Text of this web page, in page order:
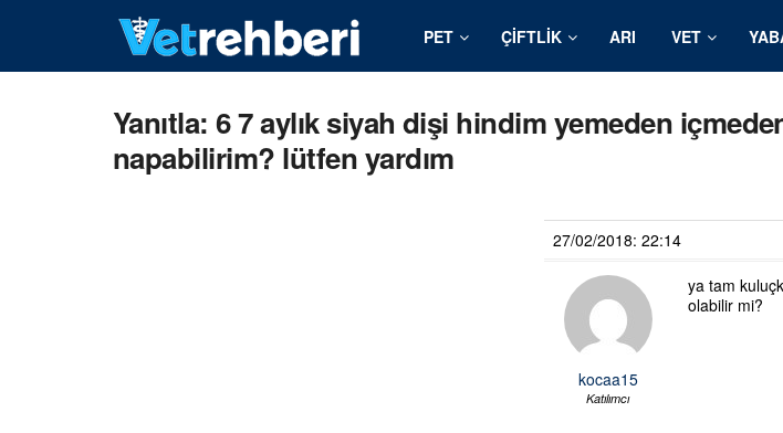
PET ÇIFTLIK ARI VET
Yanıtla: 6 7 aylık siyah dişi hindim yemeden
napabilirim? lütfen yardım
27/02/2018: 22:14
kocaa15
Katılımcı
ya tam
olabilir mi?